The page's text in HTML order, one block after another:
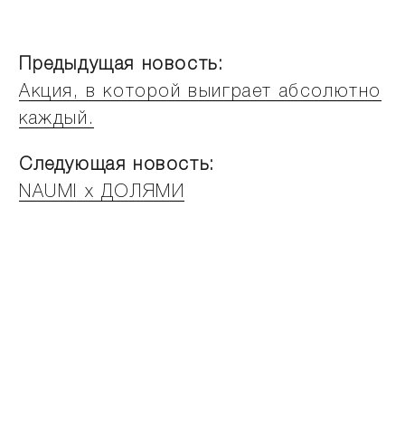
Предыдущая новость:
Акция, в которой выиграет абсолютно
каждый.
Следующая новость:
NAUMI x ДОЛЯМИ